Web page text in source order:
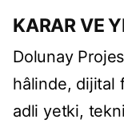
KARAR VE
Dolunay
hâlinde, dijital
adli yetki,